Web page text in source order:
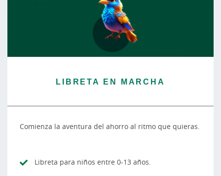
LIBRETA EN MARCHA
Comienza la aventura del ahorro al ritmo que quieras.
Libreta para niños entre 0-13 años.